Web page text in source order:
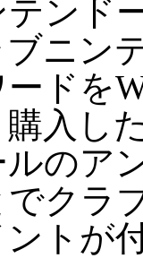
テンド
ニン
ードを
入し
ルのア
でクラ
トが